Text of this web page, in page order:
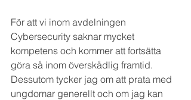
För att vi inom avdelningen
Cybersecurity saknar mycket
kompetens och kommer att fortsätta
göra så inom överskådlig framtid.
Dessutom tycker jag om att prata med
ungdomar generellt och om jag kan